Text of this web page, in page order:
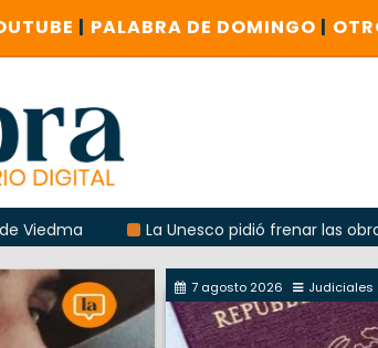
| PALABRA DE DOMINGO |
La Unesco pidió frenar las obras del
7 agosto 2026 Judiciales